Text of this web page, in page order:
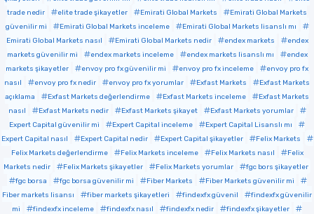
trade nedir
elite trade şikayetler Emirati Global Markets
Emirati Global Markets
güvenilir mi
Emirati Global Markets inceleme
Emirati Global Markets lisanslı mı
Emirati Global Markets nasıl
Emirati Global Markets nedir endex markets
endex
markets güvenilir mi
endex markets inceleme endex markets lisanslı mı
endex
markets şikayetler
envoy pro fx güvenilir mi envoy pro fx inceleme
envoy pro fx
nasıl
envoy pro fx nedir envoy pro fx yorumlar Exfast Markets
Exfast Markets
açıklama
Exfast Markets değerlendirme Exfast Markets inceleme
Exfast Markets
nasıl
Exfast Markets nedir Exfast Markets şikayet
Exfast Markets yorumlar
Expert Capital güvenilir mi
Expert Capital inceleme
Expert Capital Lisanslı mı
Expert Capital nasıl
Expert Capital nedir Expert Capital şikayetler
Felix Markets
Felix Markets değerlendirme
Felix Markets inceleme Felix Markets nasıl
Felix
Markets nedir
Felix Markets şikayetler Felix Markets yorumlar
fgc bors şikayetler
fgc borsa
fgc borsa güvenilir mi Fiber Markets
Fiber Markets güvenilir mi
Fiber markets lisansı
fiber markets şikayetleri findexfx güvenil
findexfx güvenilir
mi
findexfx inceleme findexfx nasıl findexfx nedir
findexfx şikayetler